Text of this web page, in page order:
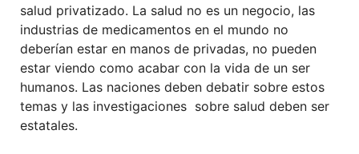
salud privatizado. La salud no es un negocio, las
industrias de medicamentos en el mundo no
deberían estar en manos de privadas, no pueden
estar viendo como acabar con la vida de un ser
humanos. Las naciones deben debatir sobre estos
temas y las investigaciones sobre salud deben ser
estatales.